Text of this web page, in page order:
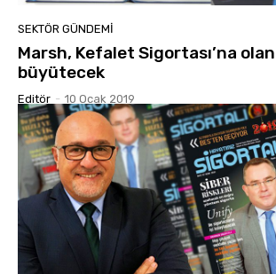
SEKTÖR GÜNDEMİ
Marsh, Kefalet Sigortası’na
büyütecek
Editör - 10 Ocak 2019